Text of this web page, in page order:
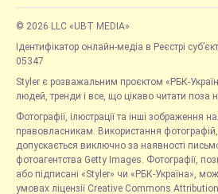
© 2026 LLC «UBT MEDIA»
Ідентифікатор онлайн-медіа в Реєстрі
05347
Styler є розважальним проєктом «РБК-
людей, тренди і все, що цікаво читати поза
Фотографії, ілюстрації та інші зображення
правовласникам. Використання
допускається виключно за наявності
фотоагентства Getty Images. Фотографії,
або підписані «Styler» чи «РБК-Україна»,
умовах ліцензії Creative Commons